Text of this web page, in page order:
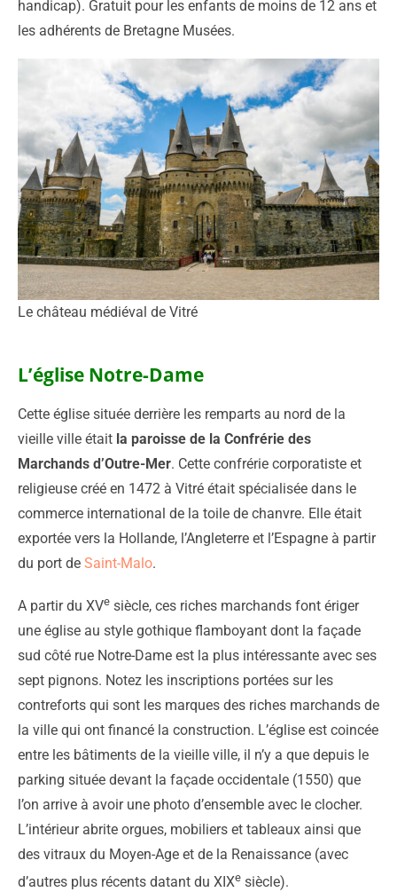
handicap). Gratuit pour les enfants de moins de 12 ans et
les adhérents de Bretagne Musées.
Le château médiéval de Vitré
L’église Notre-Dame
Cette église située derrière les remparts au nord de la
vieille ville était la paroisse de la Confrérie des
Marchands d’Outre-Mer. Cette confrérie corporatiste et
religieuse créé en 1472 à Vitré était spécialisée dans le
commerce international de la toile de chanvre. Elle était
exportée vers la Hollande, l’Angleterre et l’Espagne à partir
du port de Saint-Malo.
A partir du XVe siècle, ces riches marchands font ériger
une église au style gothique flamboyant dont la façade
sud côté rue Notre-Dame est la plus intéressante avec ses
sept pignons. Notez les inscriptions portées sur les
contreforts qui sont les marques des riches marchands de
la ville qui ont financé la construction. L’église est coincée
entre les bâtiments de la vieille ville, il n’y a que depuis le
parking située devant la façade occidentale (1550) que
l’on arrive à avoir une photo d’ensemble avec le clocher.
L’intérieur abrite orgues, mobiliers et tableaux ainsi que
des vitraux du Moyen-Age et de la Renaissance (avec
d’autres plus récents datant du XIXe siècle).